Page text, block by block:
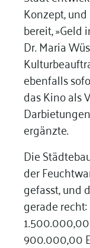
Konzept,
bereit, »Geld
Dr. Maria
ebenfalls
das Kino als
ergänzte.
Die
der
gefasst, und
gerade
900.000,00